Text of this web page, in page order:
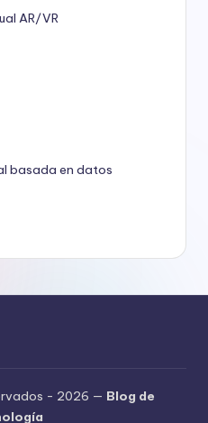
AR/VR
basada en datos
- 2026 — Blog de